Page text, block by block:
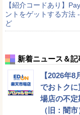
【紹介コードあり】
ントをゲットする方法
ど
新着ニュース＆記
【2026年
でおトク
場店の不
（旧：闇市